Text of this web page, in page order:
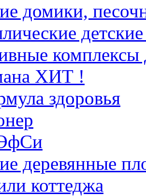
домики,
комплексы
ХИТ !
здоровья
деревянные
коттеджа